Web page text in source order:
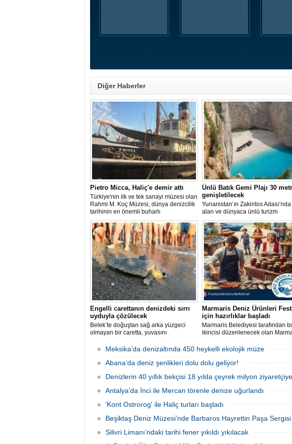
Diğer Haberler
Pietro Micca, Haliç'e demir attı
Türkiye'nin ilk ve tek sanayi müzesi olan
Rahmi M. Koç Müzesi, dünya denizcilik
tarihinin en önemli buharlı
römorkörlerinden biri olarak kabul
edilen Pietro Micca'yı koleksiyonuna
kazandırdı.
Ünlü Batık Gemi Plajı 30
genişletilecek
Yunanistan’ın Zakintos
alan ve dünyaca ünlü turizm
noktalarından biri olan Navagio
yaklaşık 30 metre genişletilmesi
planlanıyor.
Engelli carettanın denizdeki sırrı
uyduyla çözülecek
Belek’te doğuştan sağ arka yüzgeci
olmayan bir caretta, yuvasını
üzerine bıraktı. "DOA" adı verilen deniz
cihazı takıldı ve denize uğurlandı.
Marmaris Deniz Ürünleri
için hazırlıklar başladı
Marmaris Belediyesi tarafından
ikincisi düzenlenecek olan
tarihleri arasında Selimiye
Mahallesi'nde gerçekleştirilecek.
Festivalde deniz ürünleri, yöresel
çıkarılacak.
Meksika’da denizaltında 450 heykelli ekolojik müze
Abana’da deniz şenlikleri dolu dolu geliyor!
Denizlerin 40 yıllık bekçisi 18 yılda çeyrek milyon
Antalya’da İnci ile Mercan törenle denize uğurlandı
'Kont Ostrorog' ile Haliç turları başladı
Beşiktaş Deniz Müzesi’nde Barbaros Hayrettin Paşa Sergisi
Silivri Limanı’ndaki tarihi fener yıkıldı yıkılacak